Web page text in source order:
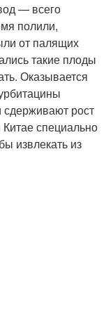
— всего
полили,
от палящих
такие плоды
Оказывается
рост
специально
извлекать из